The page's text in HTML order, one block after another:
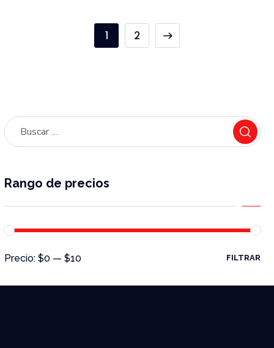
2
Rango de precios
FILTRAR
Precio:$0 —$10